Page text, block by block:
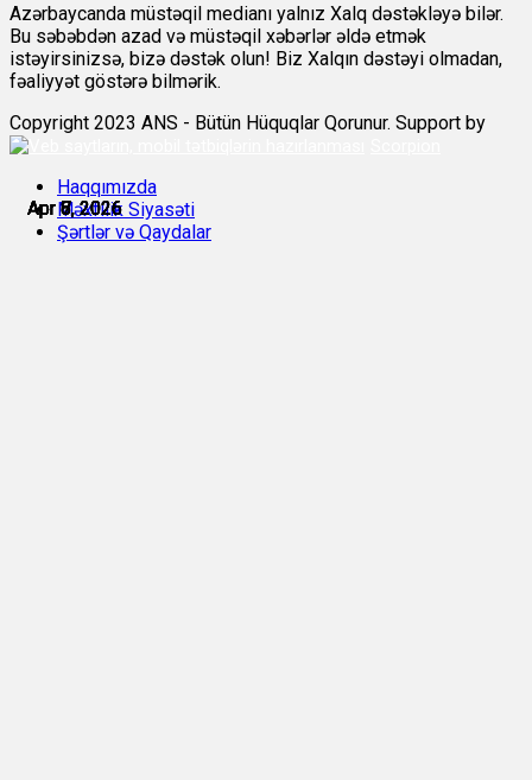
Apr 6, 2026
Apr 6, 2026
Apr 7, 2026
Apr 7, 2026
Apr 8, 2026
Apr 8, 2026
Azərbaycanda müstəqil medianı yalnız Xalq dəstəkləyə bilər.
Bu səbəbdən azad və müstəqil xəbərlər əldə etmək
istəyirsinizsə, bizə dəstək olun! Biz Xalqın dəstəyi olmadan,
fəaliyyət göstərə bilmərik.
Copyright 2023 ANS - Bütün Hüquqlar Qorunur. Support by
Haqqımızda
Məxfilik Siyasəti
Şərtlər və Qaydalar